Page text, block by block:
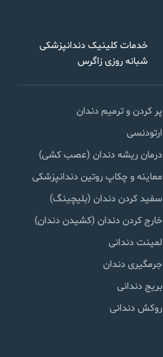
خدمات کلینیک دندانپزشکی
شبانه روزی زاگرس
پر کردن و ترمیم دندان
ارتودنسی
درمان ریشه دندان (عصب کشی)
معاینه و چکاپ روتین دندانپزشکی
سفید کردن دندان (بلیچینگ)
خارج کردن دندان (کشیدن دندان)
لمینت دندانی
جرمگیری دندان
بریج دندانی
روکش دندانی